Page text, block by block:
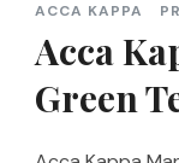
ACCA KAPPA
Acca
Green